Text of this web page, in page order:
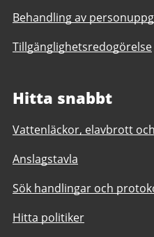
Behandling av
Tillgänglighetsredogörelse
Hitta snabbt
Vattenläckor, elavbrott
Anslagstavla
Sök handlingar och
Hitta politiker